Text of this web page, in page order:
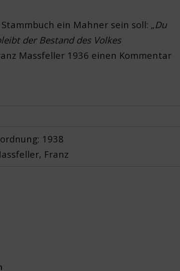
Stammbuch ein Mahner sein soll: „Du
der Bestand des Volkes
Massfeller 1936 einen Kommentar
1938
Franz